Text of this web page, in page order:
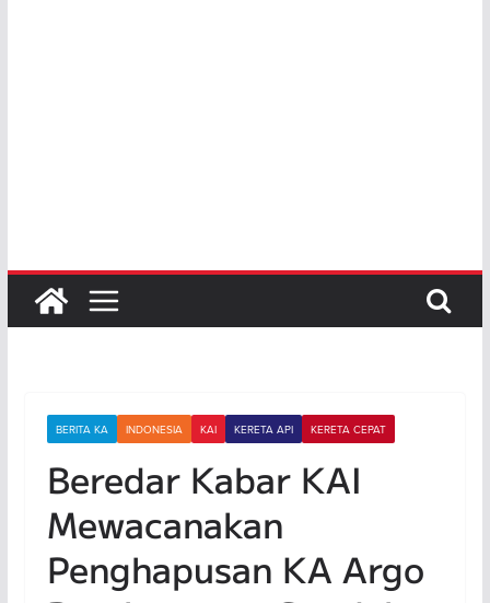
BERITA KA INDONESIA KAI KERETA API KERETA CEPAT
Beredar Kabar KAI
Mewacanakan
Penghapusan KA Argo